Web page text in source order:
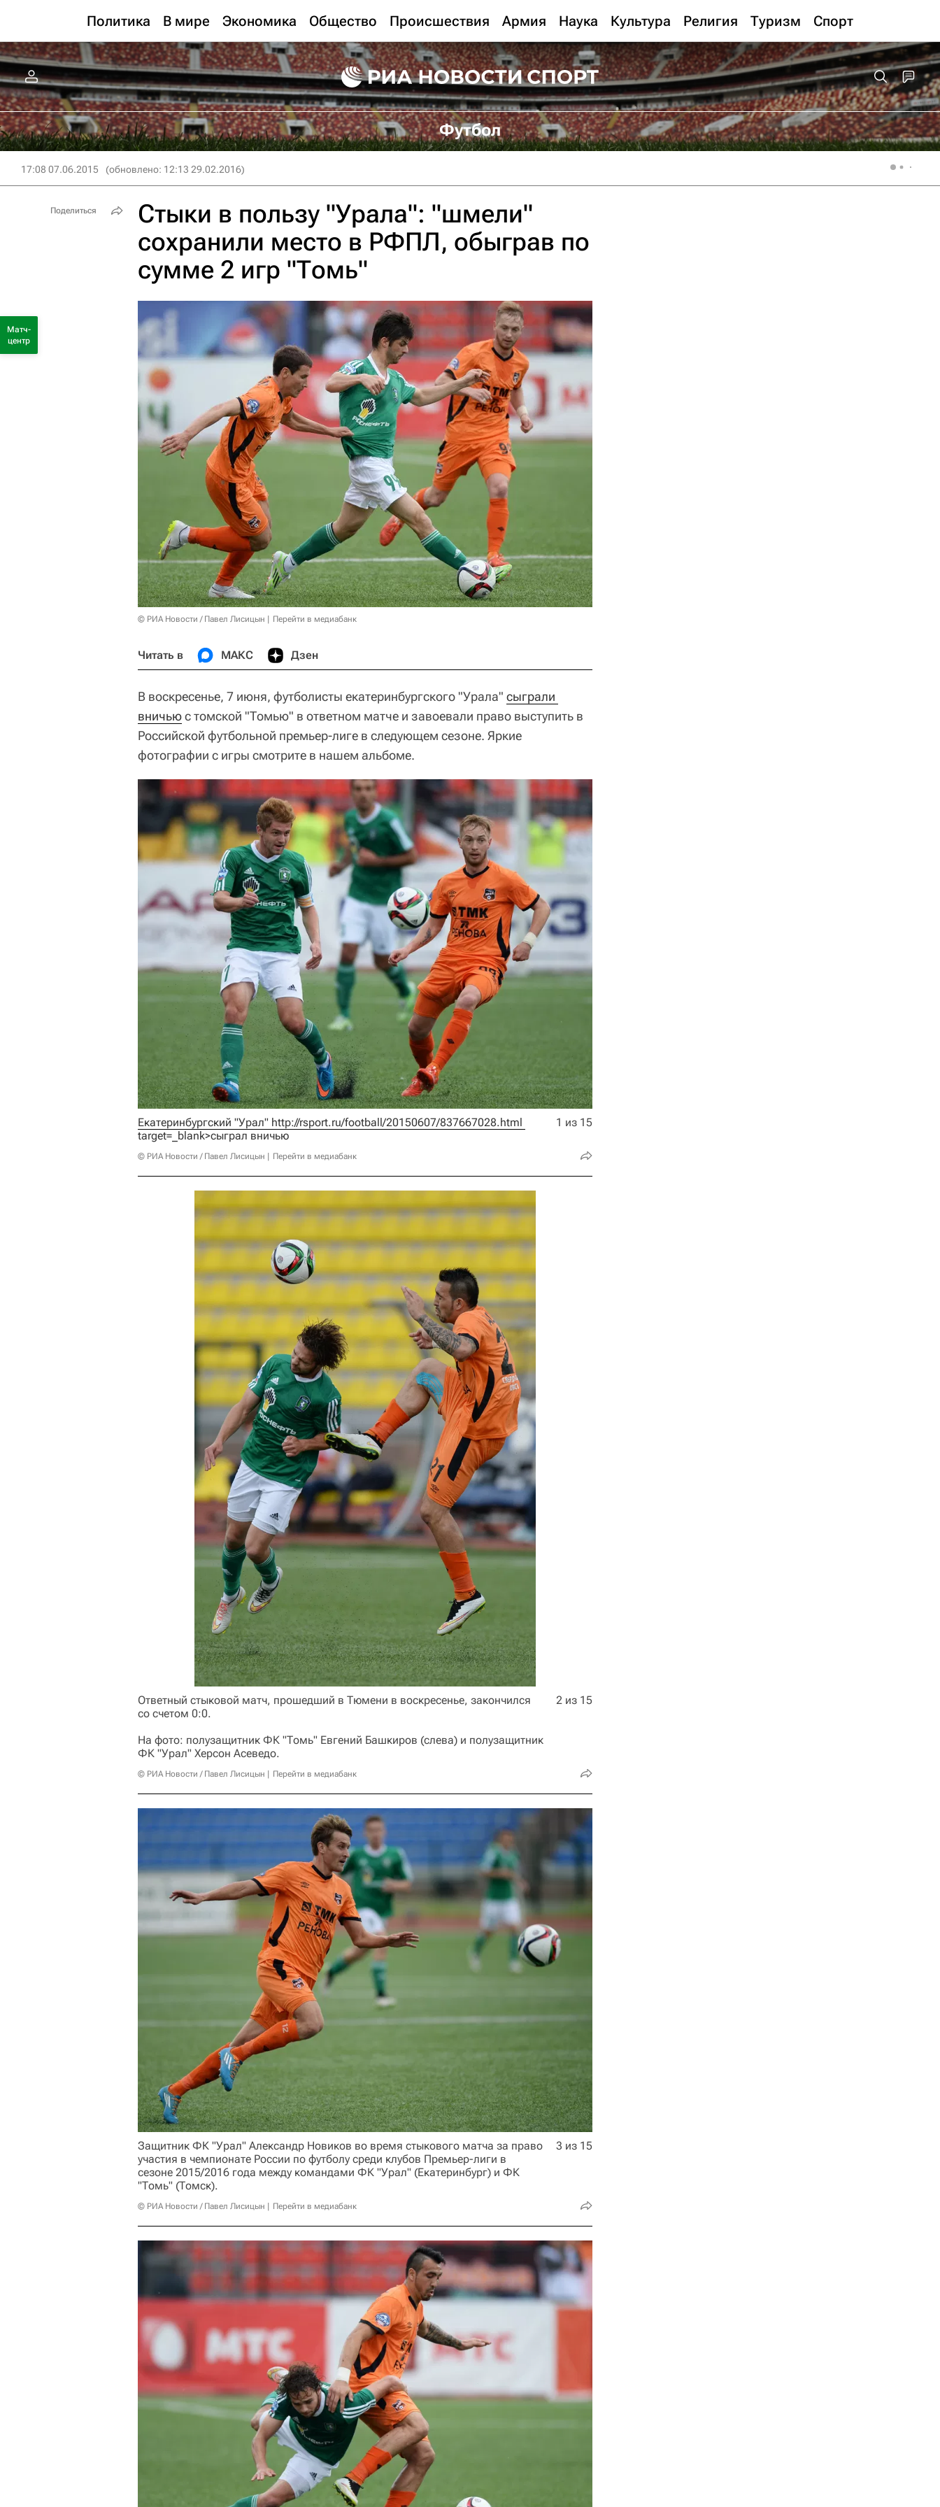
Политика В мире Экономика Общество Происшествия Армия Наука Культура Религия Туризм Спорт
Футбол
17:08 07.06.2015 (обновлено: 12:13 29.02.2016)
Стыки в пользу "Урала": "шмели"
сохранили место в РФПЛ, обыграв по
сумме 2 игр "Томь"
© РИА Новости / Павел Лисицын Перейти в медиабанк
Читать в МАКС Дзен
В воскресенье, 7 июня, футболисты екатеринбургского "Урала" сыграли
вничьюс томской "Томью" в ответном матче и завоевали право выступить в
Российской футбольной премьер-лиге в следующем сезоне. Яркие
фотографии с игры смотрите в нашем альбоме.
Екатеринбургский "Урал" http://rsport.ru/football/20150607/837667028.html
target=_blank>сыграл вничью
© РИА Новости / Павел Лисицын Перейти в медиабанк
1 из 15
Ответный стыковой матч, прошедший в Тюмени в воскресенье, закончился
со счетом 0:0.
На фото: полузащитник ФК "Томь" Евгений Башкиров (слева) и полузащитник
ФК "Урал" Херсон Асеведо.
© РИА Новости / Павел Лисицын Перейти в медиабанк
2 из 15
Защитник ФК "Урал" Александр Новиков во время стыкового матча за право
участия в чемпионате России по футболу среди клубов Премьер-лиги в
сезоне 2015/2016 года между командами ФК "Урал" (Екатеринбург) и ФК
"Томь" (Томск).
© РИА Новости / Павел Лисицын Перейти в медиабанк
3 из 15
Поделиться
Матч-
центр